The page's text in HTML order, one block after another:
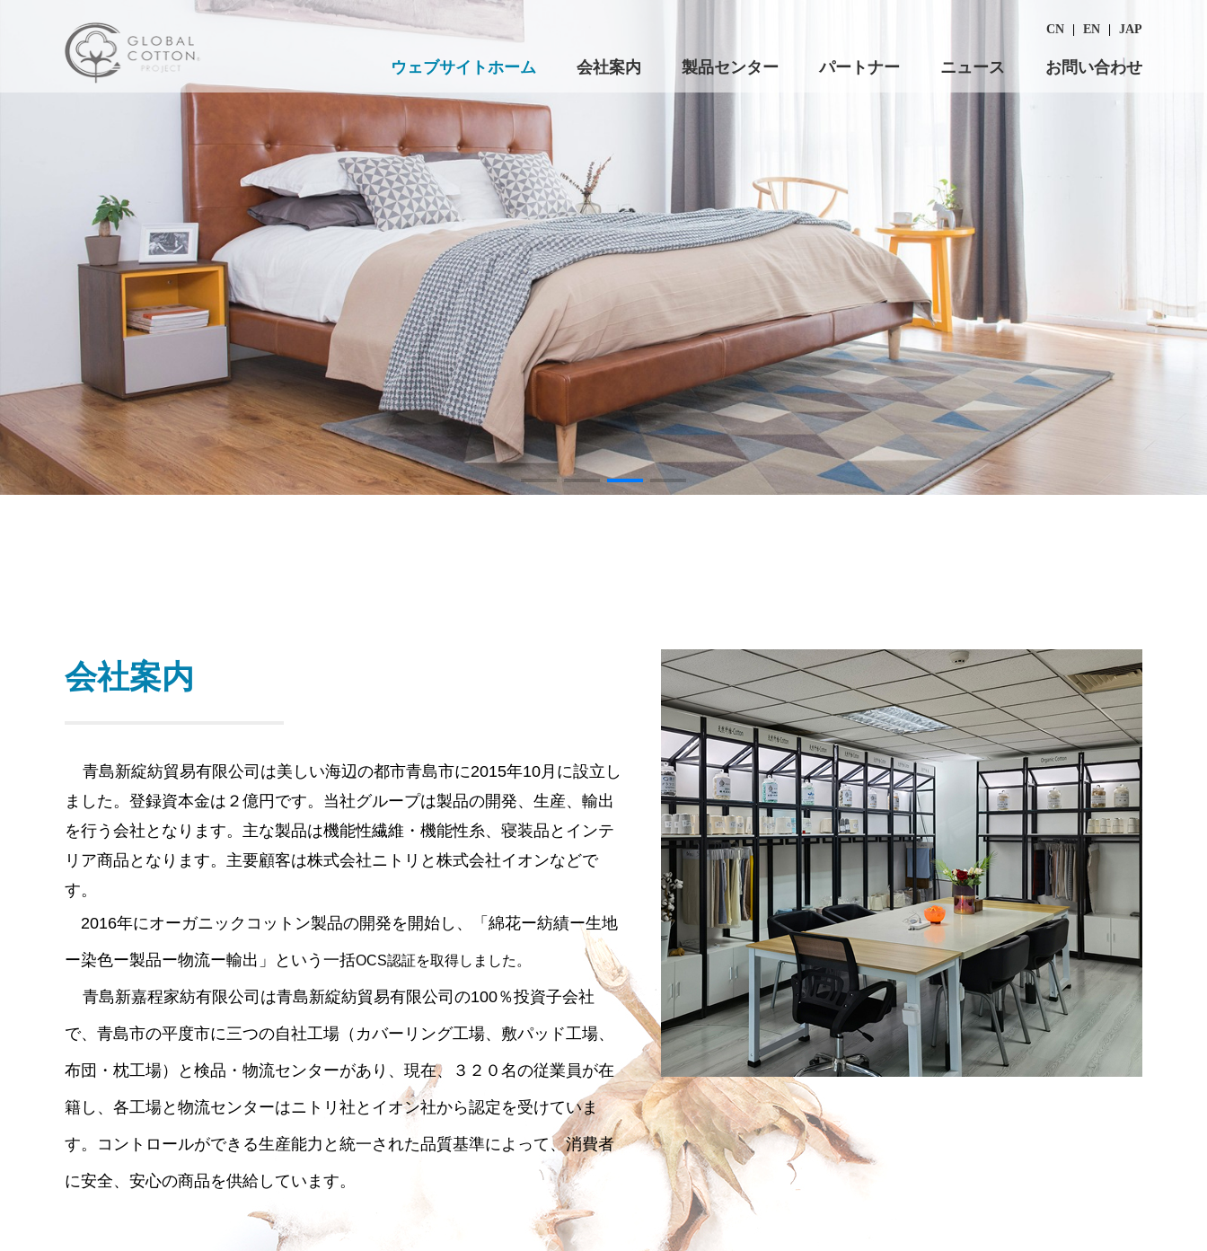
CN EN JAP
ウェブサイトホーム 会社案内 製品センター パートナー ニュース お問い合わせ
会社案内
青島新綻紡貿易有限公司は美しい海辺の都市青島市に2015年10月に設立し
ました。登録資本金は ２億円 です。当社グループは製品の開発、生産、輸出
を行う会社となります。主な製品は機能性繊維・機能性糸、寝装品とインテ
リア商品となります。主要顧客は株式会社ニトリと株式会社イオンなどで
す。
2016年にオーガニックコットン製品の開発を開始し、「綿花ー紡績ー生地
ー染色ー製品ー物流ー輸出」という一括OCS認証を取得しました。
青島新嘉程家紡有限公司は青島新綻紡貿易有限公司の100％投資子会社
で、青島市の平度市に三つの自社工場（カバーリング工場、敷パッド工場、
布団・枕工場）と検品・物流センターがあり、現在、３２０名の従業員が在
籍し、各工場と物流センターはニトリ社とイオン社から認定を受けていま
す。コントロールができる生産能力と統一された品質基準によって、消費者
に安全、安心の商品を供給しています。